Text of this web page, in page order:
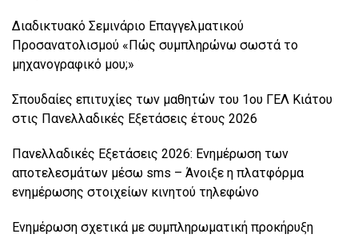
Διαδικτυακό Σεμινάριο Επαγγελματικού
Προσανατολισμού «Πώς συμπληρώνω σωστά το
μηχανογραφικό μου;»
Σπουδαίες επιτυχίες των μαθητών του 1ου ΓΕΛ Κιάτου
στις Πανελλαδικές Εξετάσεις έτους 2026
Πανελλαδικές Εξετάσεις 2026: Ενημέρωση των
αποτελεσμάτων μέσω sms – Άνοιξε η πλατφόρμα
ενημέρωσης στοιχείων κινητού τηλεφώνο
Ενημέρωση σχετικά με συμπληρωματική προκήρυξη